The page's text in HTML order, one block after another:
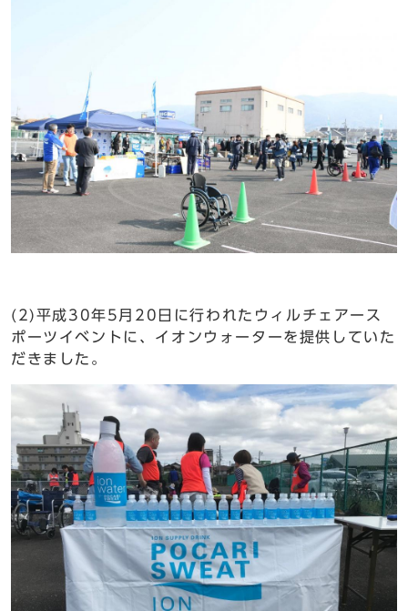
(2)平成30年5月20日に行われたウィルチェアース
ポーツイベントに、イオンウォーターを提供していた
だきました。